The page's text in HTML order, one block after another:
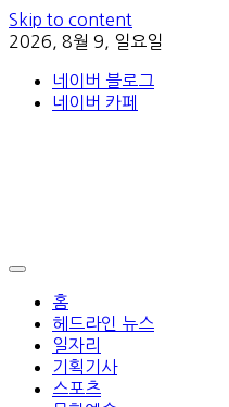
Skip to content
2026, 8월 9, 일요일
네이버 블로그
네이버 카페
홈
헤드라인 뉴스
일자리
기획기사
스포츠